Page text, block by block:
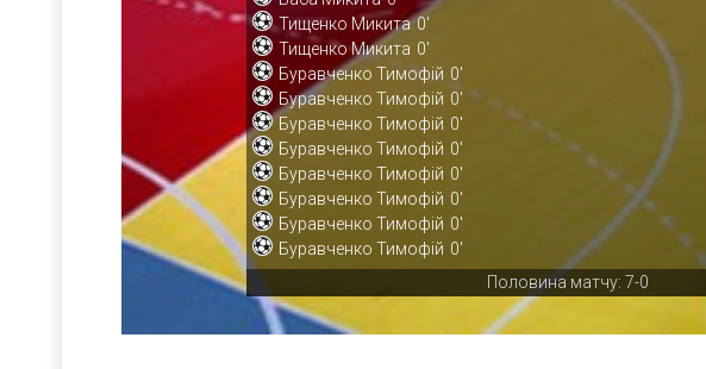
Тищенко Микита 0'
Тищенко Микита 0'
Буравченко Тимофій 0'
Буравченко Тимофій 0'
Буравченко Тимофій 0'
Буравченко Тимофій 0'
Буравченко Тимофій 0'
Буравченко Тимофій 0'
Буравченко Тимофій 0'
Буравченко Тимофій 0'
Половина матчу: 7-0